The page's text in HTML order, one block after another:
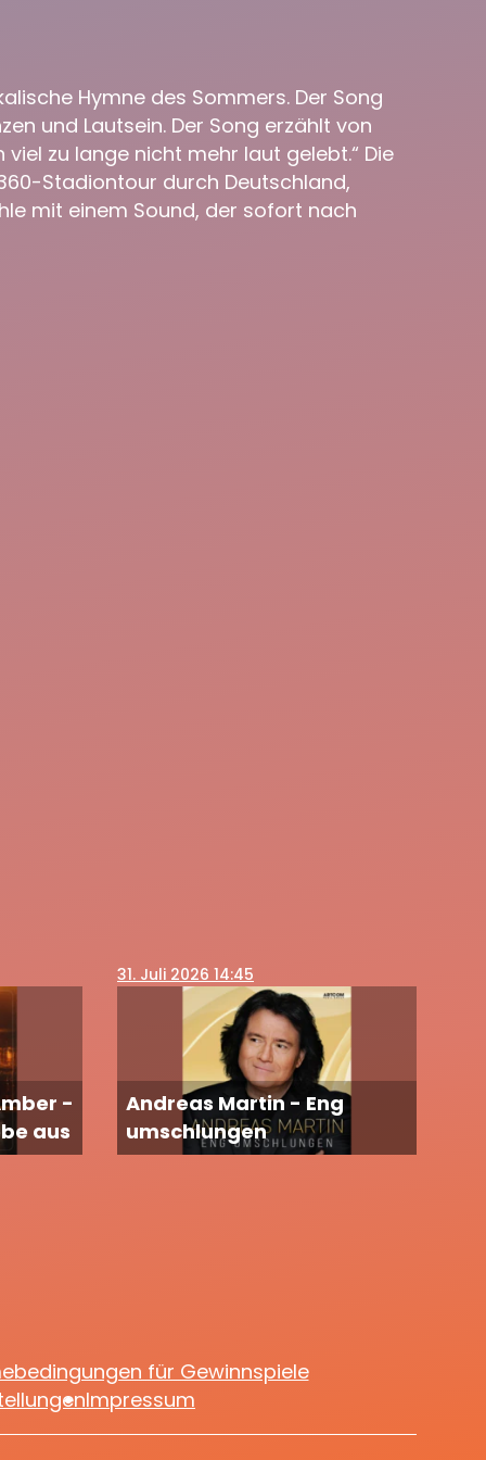
Hymne des Sommers. Der Song
und Lautsein. Der Song erzählt von
zu lange nicht mehr laut gelebt.“ Die
Stadiontour durch Deutschland,
mit einem Sound, der sofort nach
-
aus
31. Juli 2026 14:45
Andreas Martin - Eng
umschlungen
für Gewinnspiele
Impressum